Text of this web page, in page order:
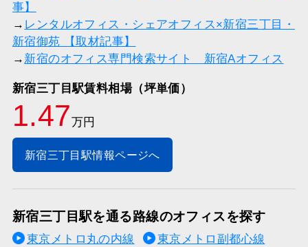
事】
→ レンタルオフィス・シェアオフィス×新宿三丁目・
新宿御苑 【取材記事】
→ 新宿のオフィス専門検索サイト 新宿Aオフィス
新宿三丁目駅賃料相場（坪単価）
1.47万円
新宿三丁目駅情報ページへ
新宿三丁目駅を通る路線のオフィスを探す
東京メトロ丸の内線
東京メトロ副都心線